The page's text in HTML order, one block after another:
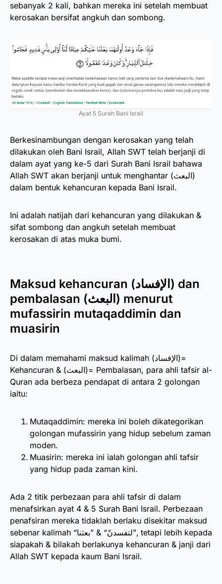
sebanyak 2 kali, bahkan mereka ini setelah membuat
kerosakan bersifat angkuh dan sombong.
Ayat 5 Surah Bani Israil
Berkesinambungan dengan kerosakan yang telah
dilakukan oleh Bani Israil, Allah SWT telah berjanji di
dalam ayat yang ke-5 dari Surah Bani Israil bahawa
Allah SWT akan berjanji untuk menghantar (البعث)
dalam bentuk kehancuran kepada Bani Israil.
Ini adalah natijah dari kehancuran yang dilakukan &
sifat sombong dan angkuh setelah membuat
kerosakan di atas muka bumi.
Maksud kehancuran (الإفساد) dan
pembalasan (البعث) menurut
mufassirin mutaqaddimin dan
muasirin
Di dalam memahami maksud kalimah (الإفساد)=
Kehancuran & (البعث)= Pembalasan, para ahli tafsir al-
Quran ada berbeza pendapat di antara 2 golongan
iaitu:
Mutaqaddimin: mereka ini boleh dikategorikan
golongan mufassirin yang hidup sebelum zaman
moden.
Muasirin: mereka ini ialah golongan ahli tafsir
yang hidup pada zaman kini.
Ada 2 titik perbezaan para ahli tafsir di dalam
menafsirkan ayat 4 & 5 Surah Bani Israil. Perbezaan
penafsiran mereka tidaklah berlaku disekitar maksud
sebenar kalimah “لتفسدنّ“ & ”بعثنا”, tetapi lebih kepada
siapakah & bilakah berlakunya kehancuran & janji dari
Allah SWT kepada kaum Bani Israil.